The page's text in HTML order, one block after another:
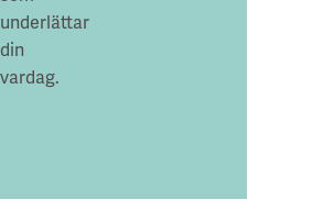
underlättar
din
vardag.